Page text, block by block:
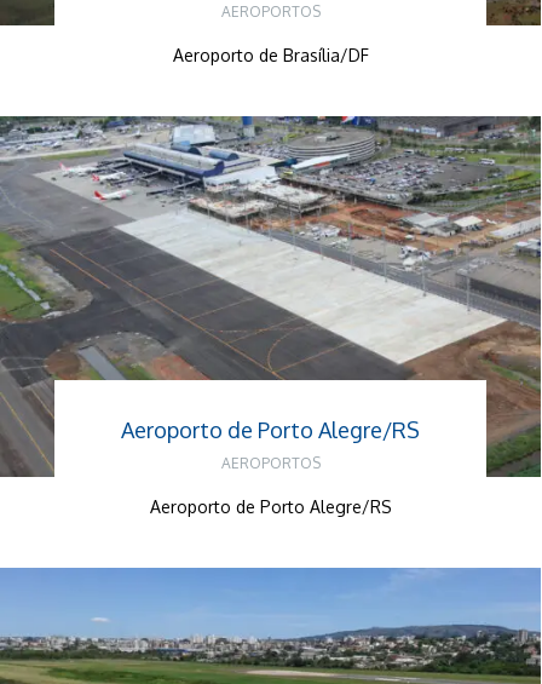
AEROPORTOS
Aeroporto de Brasília/DF
Aeroporto de Porto Alegre/RS
AEROPORTOS
Aeroporto de Porto Alegre/RS